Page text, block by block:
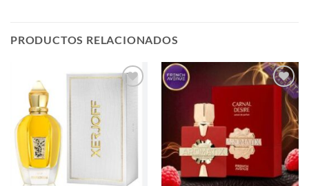
PRODUCTOS RELACIONADOS
DESEOS